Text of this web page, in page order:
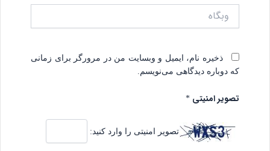
ذخیره نام، ایمیل و وبسایت من در مرورگر برای زمانی
که دوباره دیدگاهی می‌نویسم.
تصویر امنیتی *
تصویر امنیتی را وارد کنید: